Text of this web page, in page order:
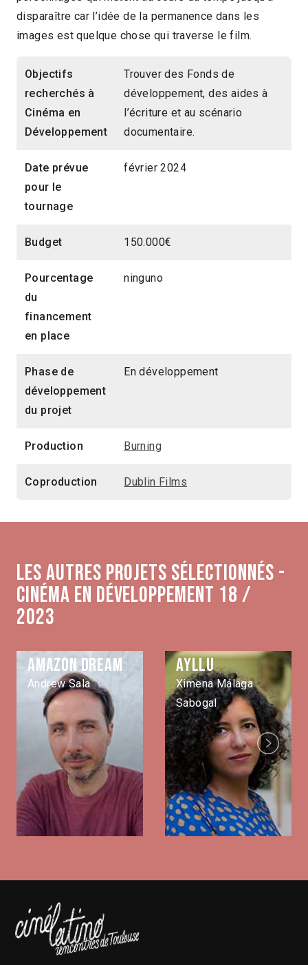
disparaître car l’idée de la permanence dans les
images est quelque chose qui traverse le film.
Objectifs
recherchés à
Cinéma en
Développement
Trouver des Fonds de
développement, des aides à
l’écriture et au scénario
documentaire.
Date prévue
pour le
tournage
février 2024
Budget 150.000€
Pourcentage
du
financement
en place
ninguno
Phase de
développement
du projet
En développement
Production Burning
Coproduction Dublin Films
Les autres projets sélectionnés -
Cinéma en développement 18 /
2023
Amazon Dream
Andrew Sala
Ayllu
Ximena Málaga
Sabogal
Next